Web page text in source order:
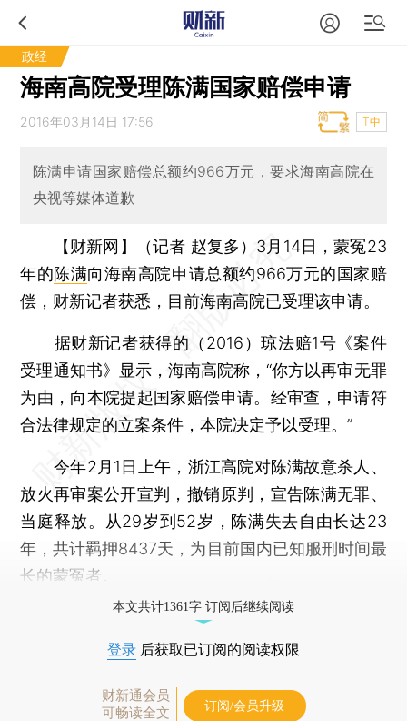
政经
海南高院受理陈满国家赔偿申请
2016年03月14日 17:56 T中
陈满申请国家赔偿总额约966万元，要求海南高院在
央视等媒体道歉
【财新网】（记者 赵复多） 3月14日，蒙冤23
年的陈满向海南高院申请总额约966万元的国家赔
偿，财新记者获悉，目前海南高院已受理该申请。
据财新记者获得的（2016）琼法赔1号《案件
受理通知书》显示，海南高院称，“你方以再审无罪
为由，向本院提起国家赔偿申请。经审查，申请符
合法律规定的立案条件，本院决定予以受理。”
今年2月1日上午，浙江高院对陈满故意杀人、
放火再审案公开宣判，撤销原判，宣告陈满无罪、
当庭释放。从29岁到52岁，陈满失去自由长达23
年，共计羁押8437天，为目前国内已知服刑时间最
长的蒙冤者。
本文共计1361字 订阅后继续阅读
登录 后获取已订阅的阅读权限
财新通会员
可畅读全文
订阅/会员升级